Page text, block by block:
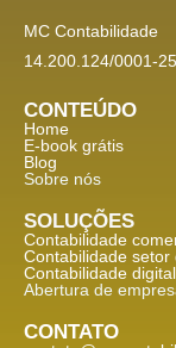
MC Contabilidade
14.200.124/0001-
CONTEÚDO
Home
E-book grátis
Blog
Sobre nós
SOLUÇÕES
Contabilidade
Contabilidade setor
Contabilidade
Abertura de
CONTATO